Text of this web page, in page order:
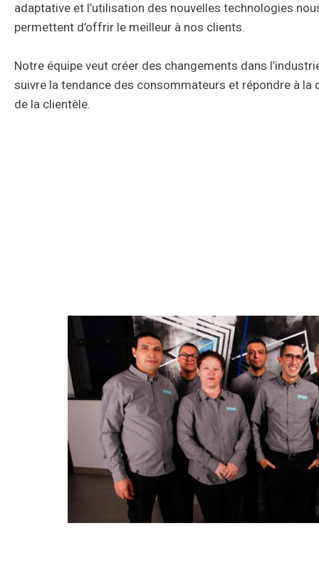
adaptative et l’utilisation des nouvelles technologies
permettent d’offrir le meilleur à nos clients.
Notre équipe veut créer des changements dans
suivre la tendance des consommateurs et répondre à la
de la clientèle.